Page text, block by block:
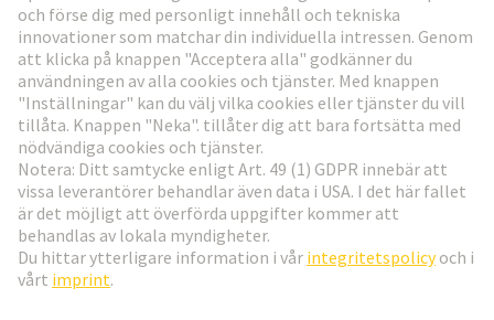
Gå till registrering
Social Media
Sverige